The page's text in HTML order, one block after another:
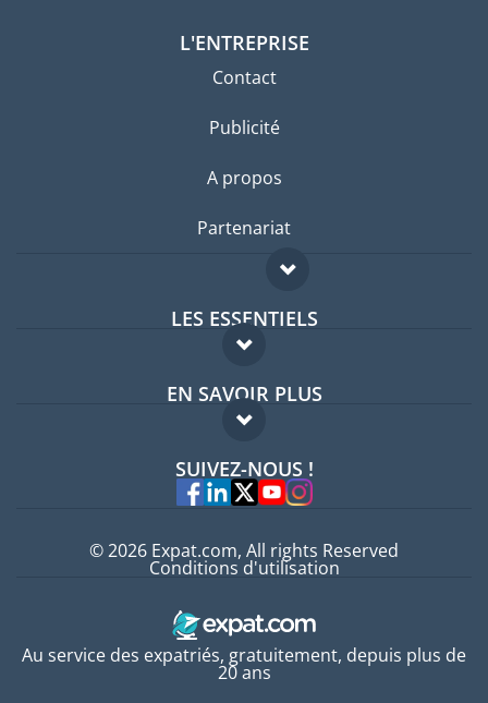
L'ENTREPRISE
Contact
Publicité
A propos
Partenariat
LES ESSENTIELS
Forum expatriés
Guides pays
EN SAVOIR PLUS
FAQ
Experts
SUIVEZ-NOUS !
Au service des expatriés, gratuitement, depuis plus de
20 ans
© 2026 Expat.com, All rights Reserved
Conditions d'utilisation